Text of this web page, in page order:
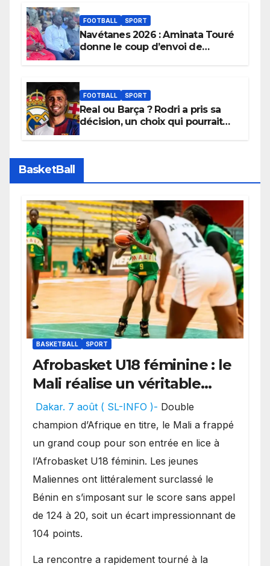
FOOTBALL SPORT
Navétanes 2026 : Aminata Touré
donne le coup d’envoi de
apaisées.
FOOTBALL SPORT
Real ou Barça ? Rodri a pris sa
décision, un choix qui pourrait
BasketBall
BASKETBALL SPORT
Afrobasket U18 féminine : le
Mali réalise un véritable
festival offensif et inflige
une lourde défaite au
Bénin.
Dakar. 7 août ( SL-INFO )- Double
champion d’Afrique en titre, le Mali a frappé
un grand coup pour son entrée en lice à
l’Afrobasket U18 féminin. Les jeunes
Maliennes ont littéralement surclassé le
Bénin en s’imposant sur le score sans appel
de 124 à 20, soit un écart impressionnant de
104 points.
La rencontre a rapidement tourné à la